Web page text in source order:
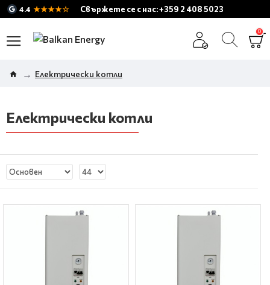
4.4 ★★★★☆ Свържете се с нас: +359 2 408 5023
0
Електрически котли
Електрически котли